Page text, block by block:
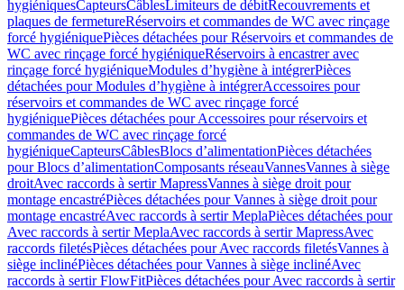
hygiéniquesCapteursCâblesLimiteurs de débitRecouvrements et
plaques de fermetureRéservoirs et commandes de WC avec rinçage
forcé hygiéniquePièces détachées pour Réservoirs et commandes de
WC avec rinçage forcé hygiéniqueRéservoirs à encastrer avec
rinçage forcé hygiéniqueModules d’hygiène à intégrerPièces
détachées pour Modules d’hygiène à intégrerAccessoires pour
réservoirs et commandes de WC avec rinçage forcé
hygiéniquePièces détachées pour Accessoires pour réservoirs et
commandes de WC avec rinçage forcé
hygiéniqueCapteursCâblesBlocs d’alimentationPièces détachées
pour Blocs d’alimentationComposants réseauVannesVannes à siège
droitAvec raccords à sertir MapressVannes à siège droit pour
montage encastréPièces détachées pour Vannes à siège droit pour
montage encastréAvec raccords à sertir MeplaPièces détachées pour
Avec raccords à sertir MeplaAvec raccords à sertir MapressAvec
raccords filetésPièces détachées pour Avec raccords filetésVannes à
siège inclinéPièces détachées pour Vannes à siège inclinéAvec
raccords à sertir FlowFitPièces détachées pour Avec raccords à sertir